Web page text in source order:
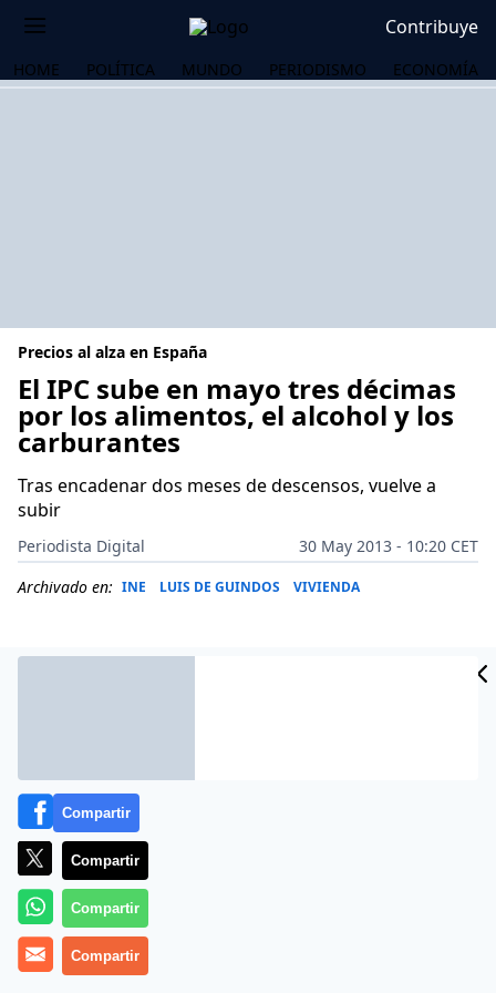
Contribuye
HOME POLÍTICA MUNDO PERIODISMO ECONOMÍA
Precios al alza en España
El IPC sube en mayo tres décimas
por los alimentos, el alcohol y los
carburantes
Tras encadenar dos meses de descensos, vuelve a
subir
Periodista Digital
30 May 2013 - 10:20 CET
Archivado en: INE LUIS DE GUINDOS VIVIENDA
Más información
Compartir
Compartir
Compartir
Compartir